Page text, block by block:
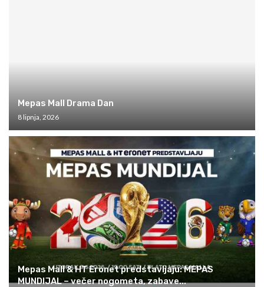
Mepas Mall Drama Dan
8 lipnja, 2026
Mepas Mall & HT Eronet predstavljaju: MEPAS
MUNDIJAL – večer nogometa, zabave...